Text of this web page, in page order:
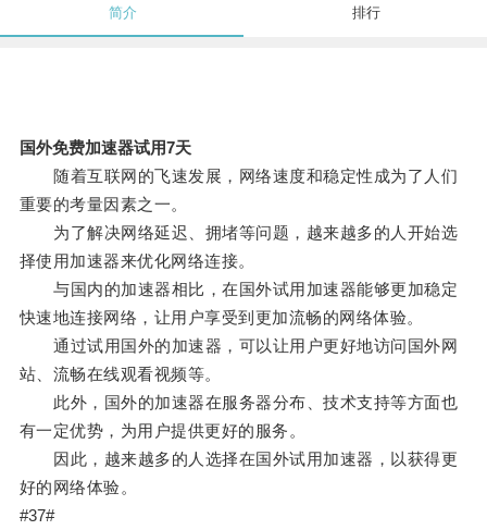
简介 排行
国外免费加速器试用7天
随着互联网的飞速发展，网络速度和稳定性成为了人们
重要的考量因素之一。
为了解决网络延迟、拥堵等问题，越来越多的人开始选
择使用加速器来优化网络连接。
与国内的加速器相比，在国外试用加速器能够更加稳定
快速地连接网络，让用户享受到更加流畅的网络体验。
通过试用国外的加速器，可以让用户更好地访问国外网
站、流畅在线观看视频等。
此外，国外的加速器在服务器分布、技术支持等方面也
有一定优势，为用户提供更好的服务。
因此，越来越多的人选择在国外试用加速器，以获得更
好的网络体验。
#37#